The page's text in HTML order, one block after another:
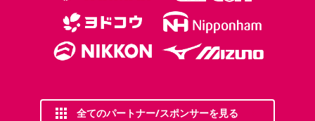
全てのパートナー/スポンサーを見る